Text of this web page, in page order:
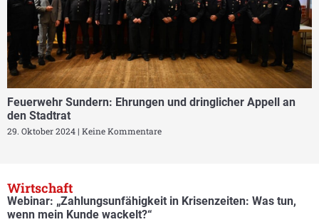
Feuerwehr Sundern: Ehrungen und dringlicher Appell an
den Stadtrat
29. Oktober 2024 Keine Kommentare
Wirtschaft
Webinar: „Zahlungsunfähigkeit in Krisenzeiten: Was tun,
wenn mein Kunde wackelt?“